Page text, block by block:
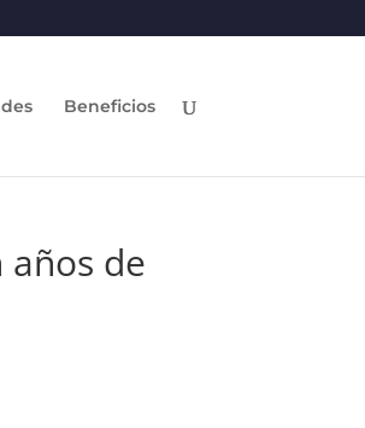
Beneficios
años de